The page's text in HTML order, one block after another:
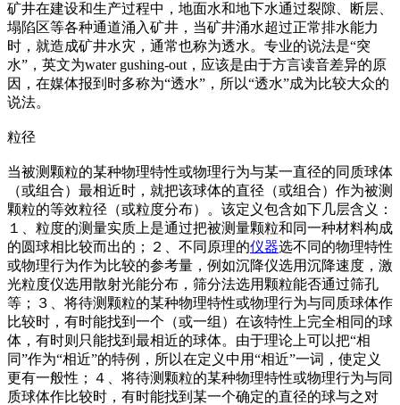
矿井在建设和生产过程中，地面水和地下水通过裂隙、断层、
塌陷区等各种通道涌入矿井，当矿井涌水超过正常排水能力
时，就造成矿井水灾，通常也称为透水。专业的说法是“突
水”，英文为water gushing-out，应该是由于方言读音差异的原
因，在媒体报到时多称为“透水”，所以“透水”成为比较大众的
说法。
粒径
当被测颗粒的某种物理特性或物理行为与某一直径的同质球体
（或组合）最相近时，就把该球体的直径（或组合）作为被测
颗粒的等效粒径（或粒度分布）。该定义包含如下几层含义：
１、粒度的测量实质上是通过把被测量颗粒和同一种材料构成
的圆球相比较而出的；２、不同原理的仪器选不同的物理特性
或物理行为作为比较的参考量，例如沉降仪选用沉降速度，激
光粒度仪选用散射光能分布，筛分法选用颗粒能否通过筛孔
等；３、将待测颗粒的某种物理特性或物理行为与同质球体作
比较时，有时能找到一个（或一组）在该特性上完全相同的球
体，有时则只能找到最相近的球体。由于理论上可以把“相
同”作为“相近”的特例，所以在定义中用“相近”一词，使定义
更有一般性；４、将待测颗粒的某种物理特性或物理行为与同
质球体作比较时，有时能找到某一个确定的直径的球与之对